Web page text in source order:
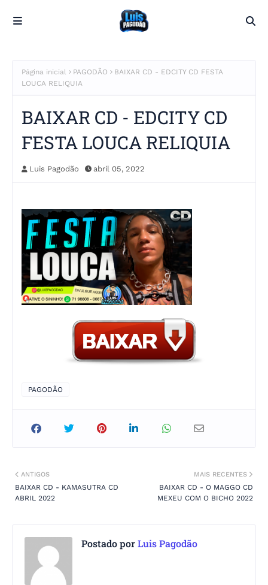
Página inicial PAGODÃO
BAIXAR CD - EDCITY CD FESTA
LOUCA RELIQUIA
BAIXAR CD - EDCITY CD
FESTA LOUCA RELIQUIA
Luis Pagodão abril 05, 2022
PAGODÃO
MAIS RECENTES
BAIXAR CD - O MAGGO CD
MEXEU COM O BICHO 2022
ANTIGOS
BAIXAR CD - KAMASUTRA CD
ABRIL 2022
Postado porLuis Pagodão